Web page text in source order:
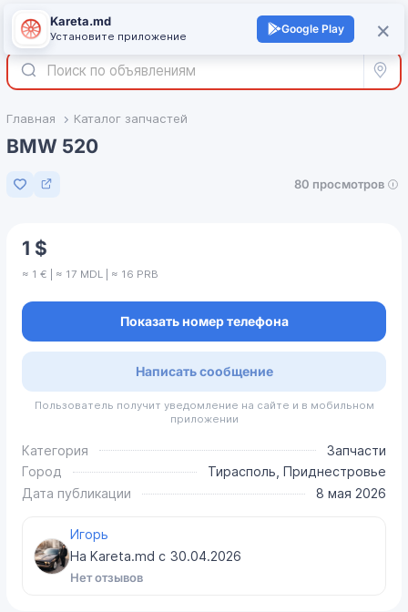
Войти +
Все
Главная Каталог запчастей
BMW 520
Добавить в избранное
80 просмотров
1 $
≈ 1 € | ≈ 17 MDL | ≈ 16 PRB
Показать номер телефона
Написать сообщение
Пользователь получит уведомление на сайте и в мобильном
приложении
Категория
Запчасти
Город
Тирасполь, Приднестровье
Дата публикации
8 мая 2026
Игорь
На Kareta.md с 30.04.2026
Нет отзывов
×
Kareta.md
Установите приложение
Google Play